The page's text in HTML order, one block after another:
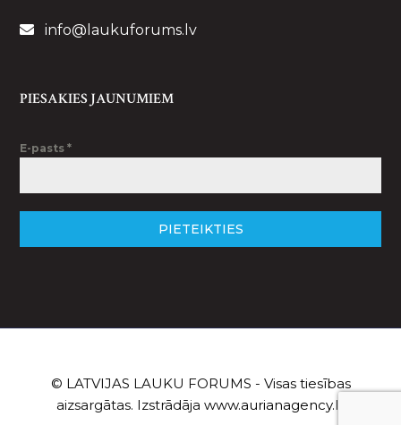
info@laukuforums.lv
PIESAKIES JAUNUMIEM
E-pasts*
PIETEIKTIES
© LATVIJAS LAUKU FORUMS - Visas tiesības
aizsargātas. Izstrādāja www.aurianagency.lv